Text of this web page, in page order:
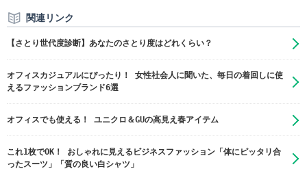
関連リンク
【さとり世代度診断】あなたのさとり度はどれくらい？
オフィスカジュアルにぴったり！ 女性社会人に聞いた、毎日の着回しに使
えるファッションブランド6選
オフィスでも使える！ ユニクロ＆GUの高見え春アイテム
これ1枚でOK！ おしゃれに見えるビジネスファッション「体にピッタリ合
ったスーツ」「質の良い白シャツ」